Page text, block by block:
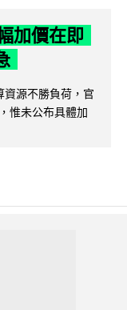
加價在即
源不勝負荷，官
惟未公布具體加